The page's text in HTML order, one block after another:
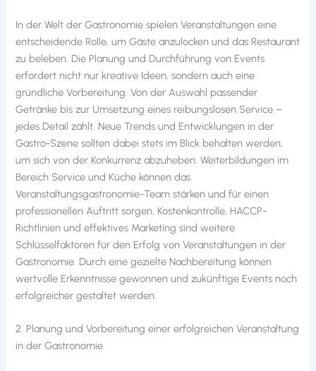
In der Welt der Gastronomie spielen Veranstaltungen eine
entscheidende Rolle, um Gäste anzulocken und das Restaurant
zu beleben. Die Planung und Durchführung von Events
erfordert nicht nur kreative Ideen, sondern auch eine
gründliche Vorbereitung. Von der Auswahl passender
Getränke bis zur Umsetzung eines reibungslosen Service –
jedes Detail zählt. Neue Trends und Entwicklungen in der
Gastro-Szene sollten dabei stets im Blick behalten werden,
um sich von der Konkurrenz abzuheben. Weiterbildungen im
Bereich Service und Küche können das
Veranstaltungsgastronomie-Team stärken und für einen
professionellen Auftritt sorgen. Kostenkontrolle, HACCP-
Richtlinien und effektives Marketing sind weitere
Schlüsselfaktoren für den Erfolg von Veranstaltungen in der
Gastronomie. Durch eine gezielte Nachbereitung können
wertvolle Erkenntnisse gewonnen und zukünftige Events noch
erfolgreicher gestaltet werden.
2. Planung und Vorbereitung einer erfolgreichen Veranstaltung
in der Gastronomie